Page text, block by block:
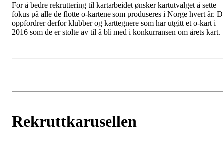
For å bedre rekruttering til kartarbeidet ønsker kartutvalget å sette
fokus på alle de flotte o-kartene som produseres i Norge hvert år.
oppfordrer derfor klubber og karttegnere som har utgitt et o-kart i
2016 som de er stolte av til å bli med i konkurransen om årets kart.
Rekruttkarusellen